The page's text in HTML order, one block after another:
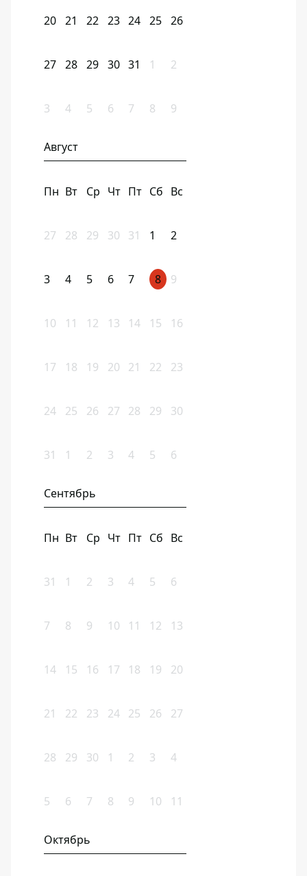
20 21 22 23 24 25 26
27 28 29 30 31 1 2
3 4 5 6 7 8 9
Август
Пн Вт Ср Чт Пт Сб Вс
27 28 29 30 31 1 2
3 4 5 6 7 8 9
10 11 12 13 14 15 16
17 18 19 20 21 22 23
24 25 26 27 28 29 30
31 1 2 3 4 5 6
Сентябрь
Пн Вт Ср Чт Пт Сб Вс
31 1 2 3 4 5 6
7 8 9 10 11 12 13
14 15 16 17 18 19 20
21 22 23 24 25 26 27
28 29 30 1 2 3 4
5 6 7 8 9 10 11
Октябрь